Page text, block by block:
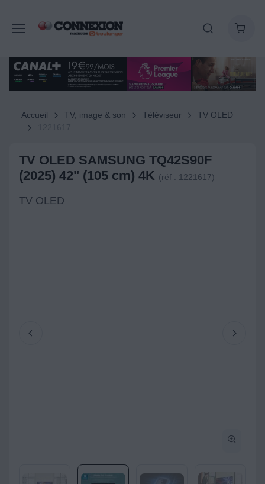
Accueil TV, image & son Téléviseur
TV OLED
TV OLED SAMSUNG TQ42S90F
(2025) 42" (105 cm) 4K (réf : 1221617)
TV OLED